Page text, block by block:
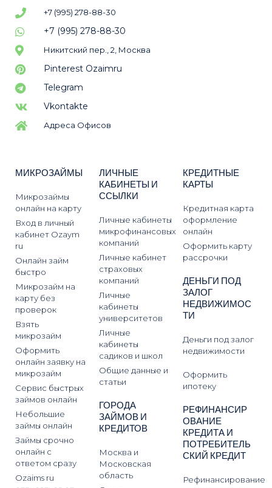
+7 (995) 278-88-30
+7 (995) 278-88-30
Никитский пер., 2, Москва
Pinterest Ozaimru
Telegram
Vkontakte
Адреса Офисов
МИКРОЗАЙМЫ
Микрозаймы
онлайн на карту
Вход в личный
кабинет Ozaym
ru
Онлайн займ
быстро
Микрозайм на
карту без
проверок
Взять
микрозайм
Оформить
онлайн заявку на
микрозайм
Сервис быстрых
займов онлайн
Небольшие
займы онлайн
Займы срочно
онлайн с
ответом сразу
Ozaims ru
ЛИЧНЫЕ
КАБИНЕТЫ И
ССЫЛКИ
Личные кабинеты
микрофинансовых
компаний
Личные кабинет
страховых
компаний
Личные
кабинеты
университетов
Личные
кабинеты
садиков и школ
Общие данные и
статьи
ГОРОДА
ЗАЙМОВ И
КРЕДИТОВ
Москва и
Московская
область
КРЕДИТНЫЕ
КАРТЫ
Кредитная карта
оформление
онлайн
Оформить карту
рассрочки
ДЕНЬГИ ПОД
ЗАЛОГ
НЕДВИЖИМОС
ТИ
Деньги под залог
недвижимости
Оформить
ипотеку
РЕФИНАНСИР
ОВАНИЕ
КРЕДИТА И
ПОТРЕБИТЕЛЬ
СКИЙ КРЕДИТ
Рефинансирование